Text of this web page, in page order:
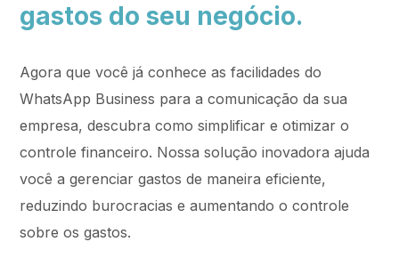
gastos do seu negócio.
Agora que você já conhece as facilidades do
WhatsApp Business para a comunicação da sua
empresa, descubra como simplificar e otimizar o
controle financeiro. Nossa solução inovadora ajuda
você a gerenciar gastos de maneira eficiente,
reduzindo burocracias e aumentando o controle
sobre os gastos.